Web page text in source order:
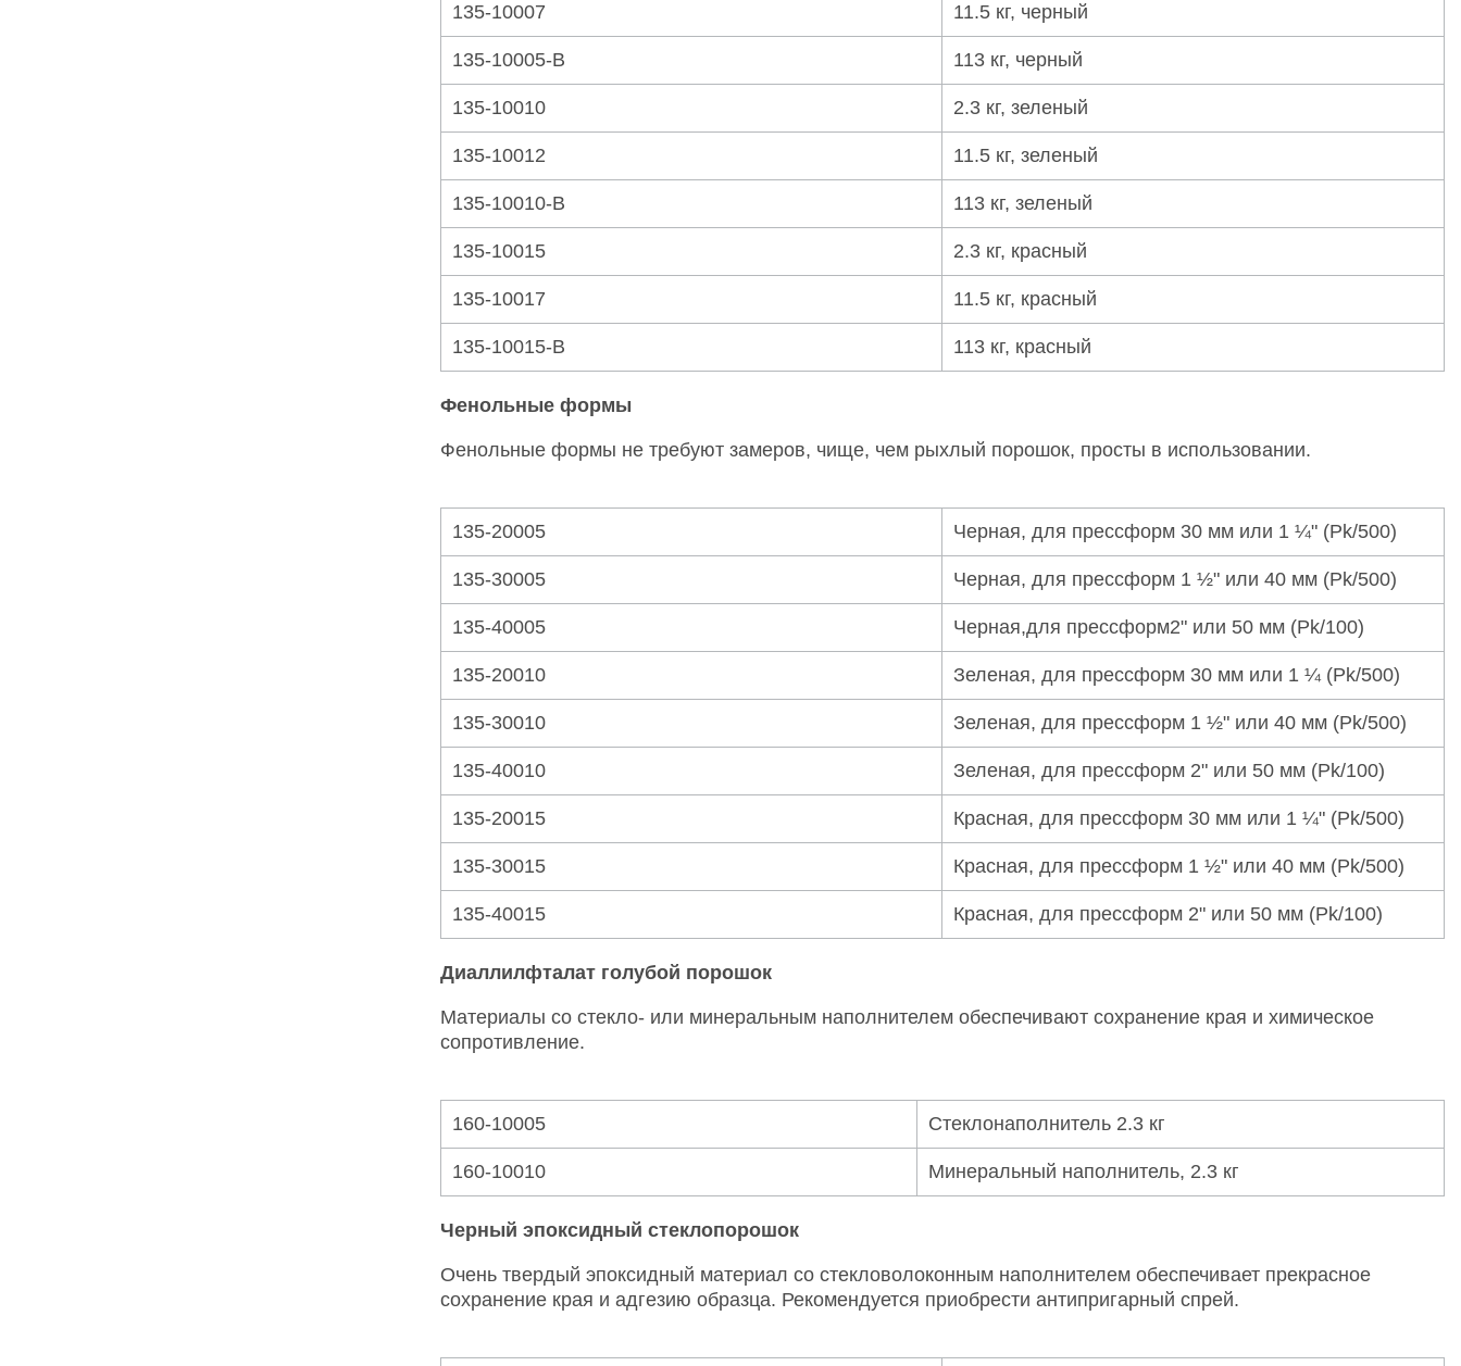
135-10007 11.5 кг, черный
135-10005-B 113 кг, черный
135-10010 2.3 кг, зеленый
135-10012 11.5 кг, зеленый
135-10010-B 113 кг, зеленый
135-10015 2.3 кг, красный
135-10017 11.5 кг, красный
135-10015-B 113 кг, красный
Фенольные формы
Фенольные формы не требуют замеров, чище, чем рыхлый порошок, просты в использовании.
135-20005 Черная, для прессформ 30 мм или 1 ¼" (Pk/500)
135-30005 Черная, для прессформ 1 ½" или 40 мм (Pk/500)
135-40005 Черная,для прессформ2" или 50 мм (Pk/100)
135-20010 Зеленая, для прессформ 30 мм или 1 ¼ (Pk/500)
135-30010 Зеленая, для прессформ 1 ½" или 40 мм (Pk/500)
135-40010 Зеленая, для прессформ 2" или 50 мм (Pk/100)
135-20015 Красная, для прессформ 30 мм или 1 ¼" (Pk/500)
135-30015 Красная, для прессформ 1 ½" или 40 мм (Pk/500)
135-40015 Красная, для прессформ 2" или 50 мм (Pk/100)
Диаллилфталат голубой порошок
Материалы со стекло- или минеральным наполнителем обеспечивают сохранение края и химическое
сопротивление.
160-10005 Стеклонаполнитель 2.3 кг
160-10010 Минеральный наполнитель, 2.3 кг
Черный эпоксидный стеклопорошок
Очень твердый эпоксидный материал со стекловолоконным наполнителем обеспечивает прекрасное
сохранение края и адгезию образца. Рекомендуется приобрести антипригарный спрей.